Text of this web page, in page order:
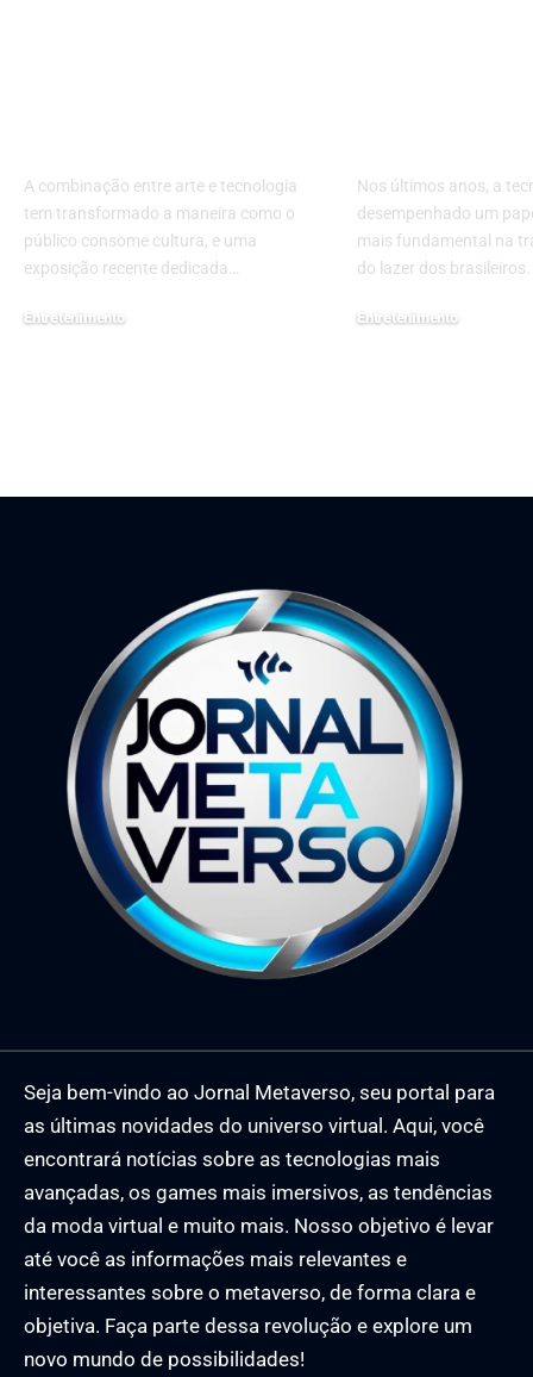
A combinação entre arte e tecnologia
tem transformado a maneira como o
público consome cultura, e uma
exposição recente dedicada…
Entretenimento
Nos últimos anos, a
desempenhado um
mais fundamental na
do lazer dos
Entretenimento
Seja bem-vindo ao Jornal Metaverso, seu portal para
as últimas novidades do universo virtual. Aqui, você
encontrará notícias sobre as tecnologias mais
avançadas, os games mais imersivos, as tendências
da moda virtual e muito mais. Nosso objetivo é levar
até você as informações mais relevantes e
interessantes sobre o metaverso, de forma clara e
objetiva. Faça parte dessa revolução e explore um
novo mundo de possibilidades!